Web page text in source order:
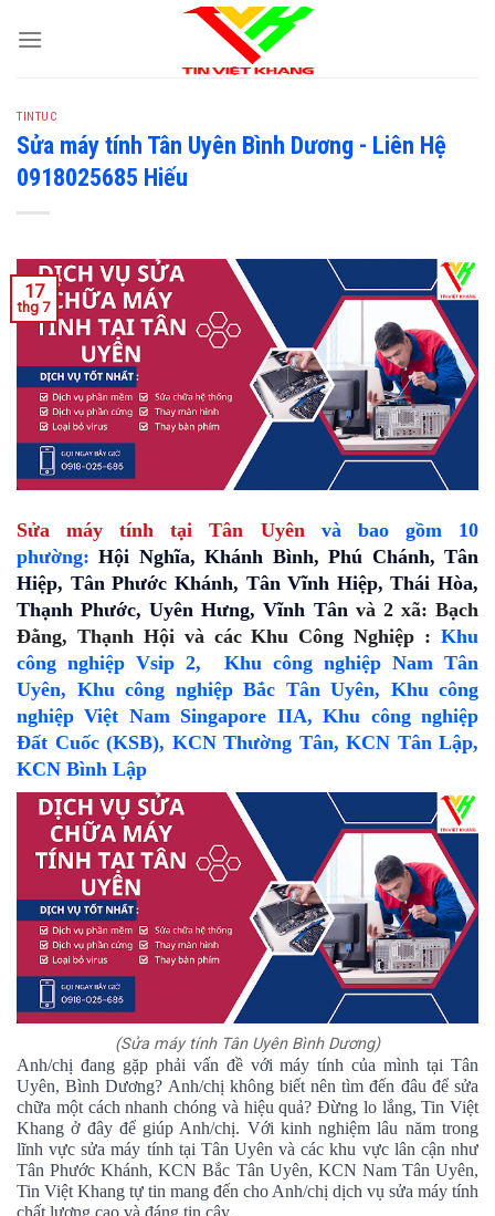
TINTUC
Sửa máy tính Tân Uyên Bình Dương - Liên Hệ
0918025685 Hiếu
17
thg 7
Sửa máy tính tại Tân Uyên và bao gồm 10
phường:Hội Nghĩa, Khánh Bình, Phú Chánh, Tân
Hiệp, Tân Phước Khánh, Tân Vĩnh Hiệp, Thái Hòa,
Thạnh Phước, Uyên Hưng, Vĩnh Tân và 2 xã: Bạch
Đằng, Thạnh Hội và các Khu Công Nghiệp : Khu
công nghiệp Vsip 2, Khu công nghiệp Nam Tân
Uyên, Khu công nghiệp Bắc Tân Uyên, Khu công
nghiệp Việt Nam Singapore IIA,Khu công nghiệp
Đất Cuốc (KSB), KCN Thường Tân, KCN Tân Lập,
KCN Bình Lập
(Sửa máy tính Tân Uyên Bình Dương)
Anh/chị đang gặp phải vấn đề với máy tính của mình tại Tân
Uyên, Bình Dương? Anh/chị không biết nên tìm đến đâu để sửa
chữa một cách nhanh chóng và hiệu quả? Đừng lo lắng, Tin Việt
Khang ở đây để giúp Anh/chị. Với kinh nghiệm lâu năm trong
lĩnh vực sửa máy tính tại Tân Uyên và các khu vực lân cận như
Tân Phước Khánh, KCN Bắc Tân Uyên, KCN Nam Tân Uyên,
Tin Việt Khang tự tin mang đến cho Anh/chị dịch vụ sửa máy tính